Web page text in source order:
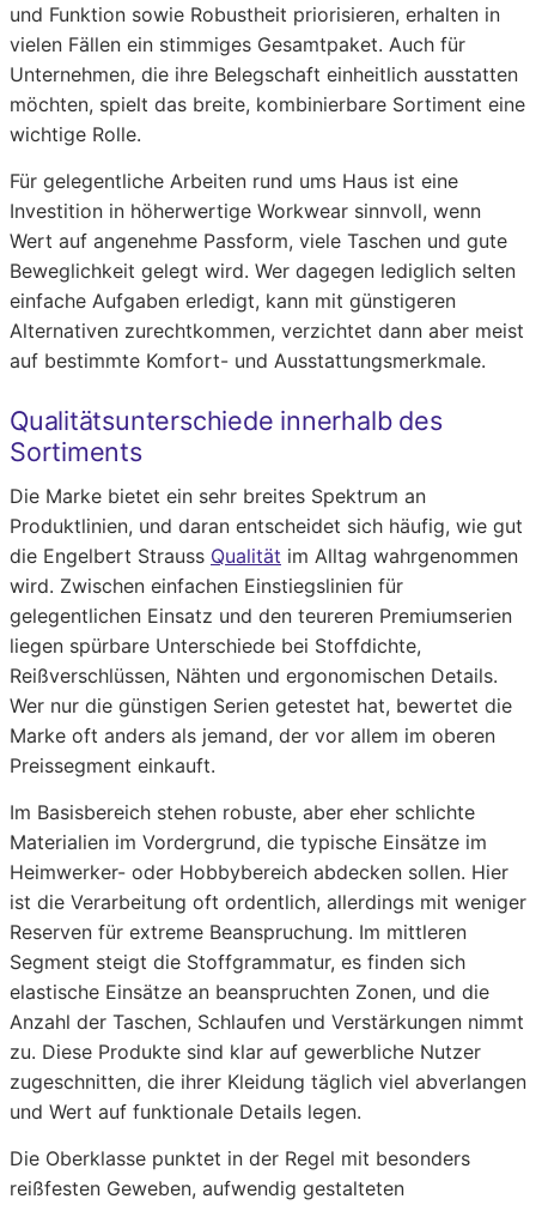
und Funktion sowie Robustheit priorisieren, erhalten in
vielen Fällen ein stimmiges Gesamtpaket. Auch für
Unternehmen, die ihre Belegschaft einheitlich ausstatten
möchten, spielt das breite, kombinierbare Sortiment eine
wichtige Rolle.
Für gelegentliche Arbeiten rund ums Haus ist eine
Investition in höherwertige Workwear sinnvoll, wenn
Wert auf angenehme Passform, viele Taschen und gute
Beweglichkeit gelegt wird. Wer dagegen lediglich selten
einfache Aufgaben erledigt, kann mit günstigeren
Alternativen zurechtkommen, verzichtet dann aber meist
auf bestimmte Komfort- und Ausstattungsmerkmale.
Qualitätsunterschiede innerhalb des
Sortiments
Die Marke bietet ein sehr breites Spektrum an
Produktlinien, und daran entscheidet sich häufig, wie gut
die Engelbert Strauss Qualität im Alltag wahrgenommen
wird. Zwischen einfachen Einstiegslinien für
gelegentlichen Einsatz und den teureren Premiumserien
liegen spürbare Unterschiede bei Stoffdichte,
Reißverschlüssen, Nähten und ergonomischen Details.
Wer nur die günstigen Serien getestet hat, bewertet die
Marke oft anders als jemand, der vor allem im oberen
Preissegment einkauft.
Im Basisbereich stehen robuste, aber eher schlichte
Materialien im Vordergrund, die typische Einsätze im
Heimwerker- oder Hobbybereich abdecken sollen. Hier
ist die Verarbeitung oft ordentlich, allerdings mit weniger
Reserven für extreme Beanspruchung. Im mittleren
Segment steigt die Stoffgrammatur, es finden sich
elastische Einsätze an beanspruchten Zonen, und die
Anzahl der Taschen, Schlaufen und Verstärkungen nimmt
zu. Diese Produkte sind klar auf gewerbliche Nutzer
zugeschnitten, die ihrer Kleidung täglich viel abverlangen
und Wert auf funktionale Details legen.
Die Oberklasse punktet in der Regel mit besonders
reißfesten Geweben, aufwendig gestalteten